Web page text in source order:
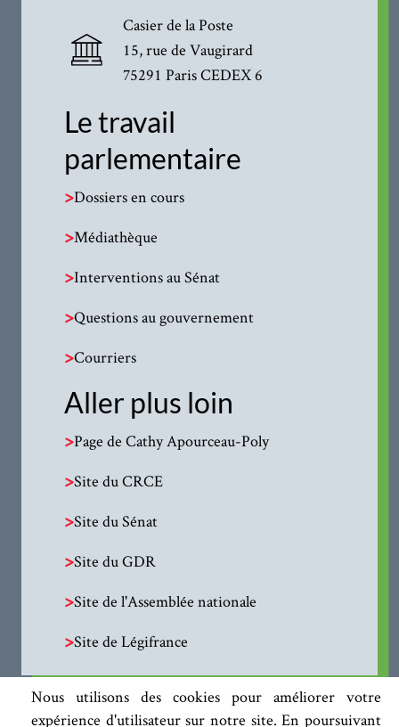
Nous utilisons des cookies pour améliorer votre
expérience d'utilisateur sur notre site. En poursuivant
Casier de la Poste
15, rue de Vaugirard
75291 Paris CEDEX 6
Le travail
parlementaire
>Dossiers en cours
>Médiathèque
>Interventions au Sénat
>Questions au gouvernement
>Courriers
Aller plus loin
>Page de Cathy Apourceau-Poly
>Site du CRCE
>Site du Sénat
>Site du GDR
>Site de l'Assemblée nationale
>Site de Légifrance